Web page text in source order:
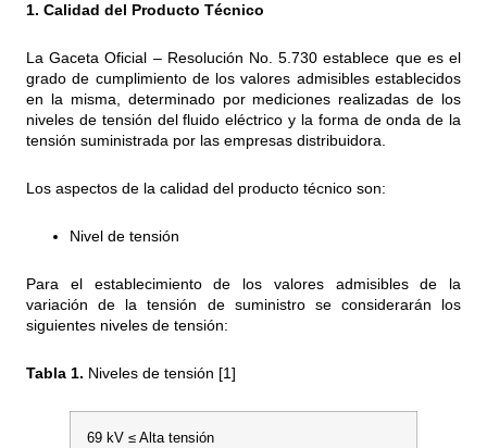
1. Calidad del Producto Técnico
La Gaceta Oficial – Resolución No. 5.730 establece que es el
grado de cumplimiento de los valores admisibles establecidos
en la misma, determinado por mediciones realizadas de los
niveles de tensión del fluido eléctrico y la forma de onda de la
tensión suministrada por las empresas distribuidora.
Los aspectos de la calidad del producto técnico son:
Nivel de tensión
Para el establecimiento de los valores admisibles de la
variación de la tensión de suministro se considerarán los
siguientes niveles de tensión:
Tabla 1. Niveles de tensión [1]
69 kV ≤ Alta tensión